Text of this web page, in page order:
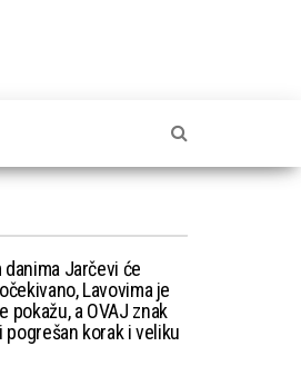
danima Jarčevi će
Lavovima je
pokažu, a OVAJ znak
pogrešan korak i veliku